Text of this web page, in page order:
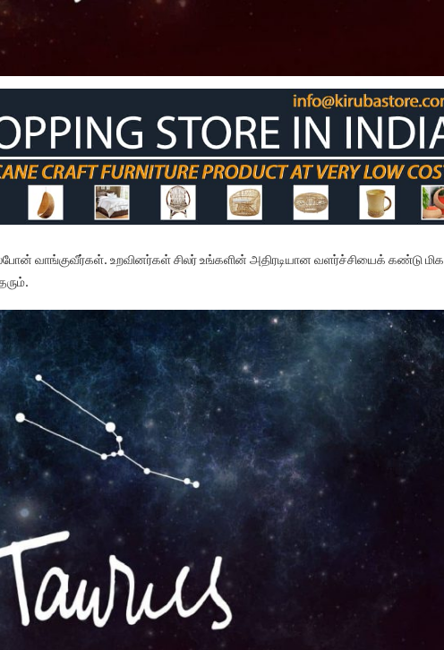
வாங்குவீர்கள். உறவினர்கள் சிலர் உங்களின் அதிரடியான வளர்ச்சியைக் கண்டு மிக